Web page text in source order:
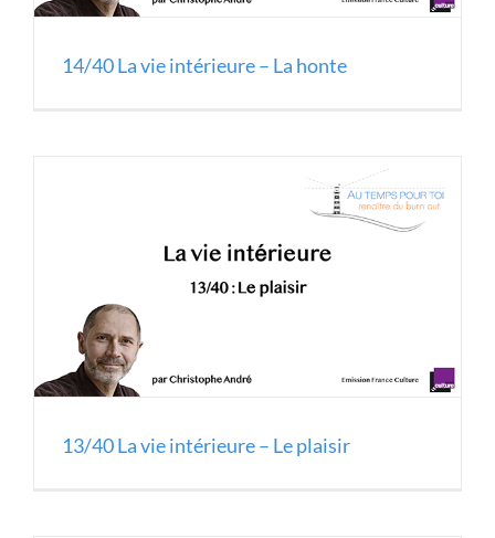
14/40 La vie intérieure – La honte
13/40 La vie intérieure – Le plaisir